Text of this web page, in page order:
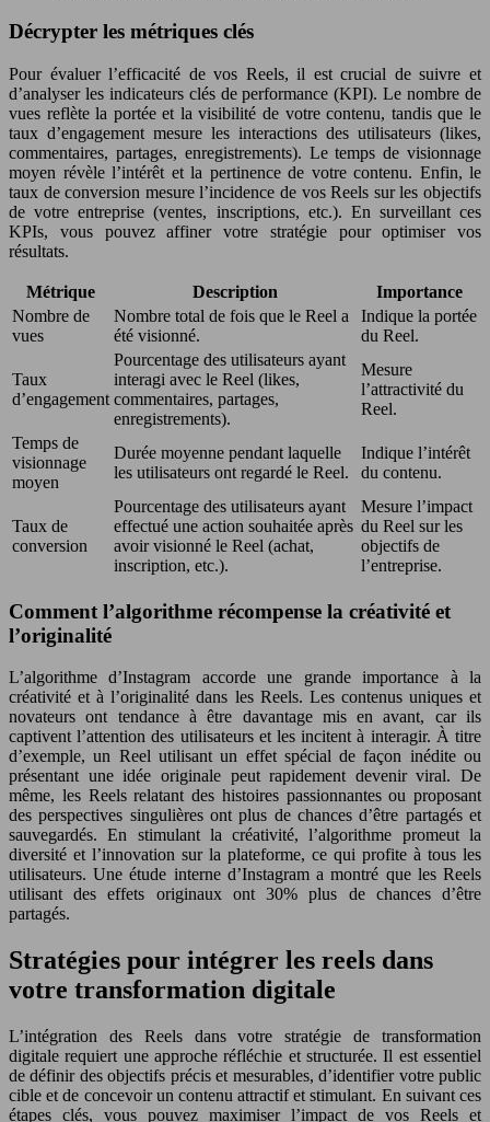
Décrypter les métriques clés
Pour évaluer l’efficacité de vos Reels, il est crucial de suivre et
d’analyser les indicateurs clés de performance (KPI). Le nombre de
vues reflète la portée et la visibilité de votre contenu, tandis que le
taux d’engagement mesure les interactions des utilisateurs (likes,
commentaires, partages, enregistrements). Le temps de visionnage
moyen révèle l’intérêt et la pertinence de votre contenu. Enfin, le
taux de conversion mesure l’incidence de vos Reels sur les objectifs
de votre entreprise (ventes, inscriptions, etc.). En surveillant ces
KPIs, vous pouvez affiner votre stratégie pour optimiser vos
résultats.
Métrique Description
Importance
Nombre de
vues
Nombre total de fois que le Reel a
été visionné.
Indique la portée
du Reel.
Taux
d’engagement
Pourcentage des utilisateurs ayant
interagi avec le Reel (likes,
commentaires, partages,
enregistrements).
Mesure
l’attractivité du
Reel.
Temps de
visionnage
moyen
Durée moyenne pendant laquelle
les utilisateurs ont regardé le Reel.
Indique l’intérêt
du contenu.
Taux de
conversion
Pourcentage des utilisateurs ayant
effectué une action souhaitée après
avoir visionné le Reel (achat,
inscription, etc.).
Mesure l’impact
du Reel sur les
objectifs de
l’entreprise.
Comment l’algorithme récompense la créativité et
l’originalité
L’algorithme d’Instagram accorde une grande importance à la
créativité et à l’originalité dans les Reels. Les contenus uniques et
novateurs ont tendance à être davantage mis en avant, car ils
captivent l’attention des utilisateurs et les incitent à interagir. À titre
d’exemple, un Reel utilisant un effet spécial de façon inédite ou
présentant une idée originale peut rapidement devenir viral. De
même, les Reels relatant des histoires passionnantes ou proposant
des perspectives singulières ont plus de chances d’être partagés et
sauvegardés. En stimulant la créativité, l’algorithme promeut la
diversité et l’innovation sur la plateforme, ce qui profite à tous les
utilisateurs. Une étude interne d’Instagram a montré que les Reels
utilisant des effets originaux ont 30% plus de chances d’être
partagés.
Stratégies pour intégrer les reels dans
votre transformation digitale
L’intégration des Reels dans votre stratégie de transformation
digitale requiert une approche réfléchie et structurée. Il est essentiel
de définir des objectifs précis et mesurables, d’identifier votre public
cible et de concevoir un contenu attractif et stimulant. En suivant ces
étapes clés, vous pouvez maximiser l’impact de vos Reels et